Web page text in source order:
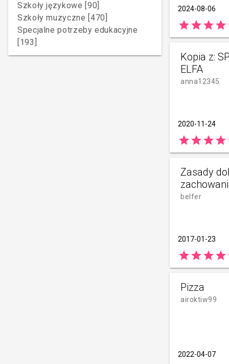
Szkoły językowe [90]
Szkoły muzyczne [470]
Specjalne potrzeby edukacyjne
[193]
2024-08-06
starstarstarstar
Kopia z:
ELFA
anna12345
2020-11-24
starstarstarstar
Zasady
belfer
2017-01-23
starstarstarstar
Pizza
airoktiw99
2022-04-07